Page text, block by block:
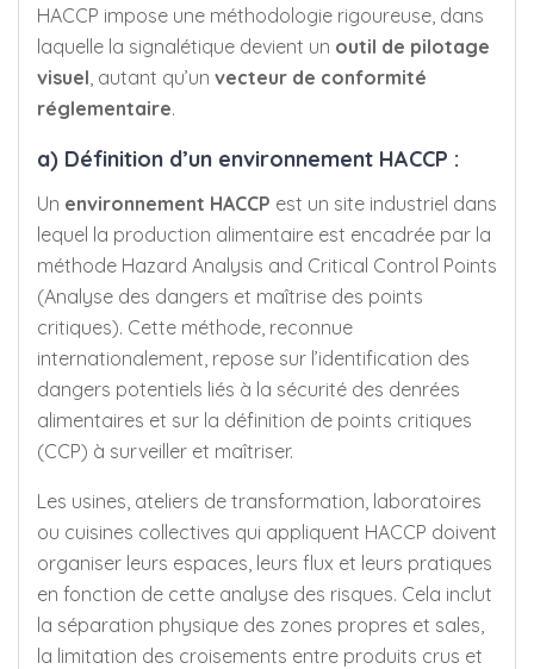
HACCP impose une méthodologie rigoureuse, dans
laquelle la signalétique devient un outil de pilotage
visuel , autant qu’un vecteur de conformité
réglementaire.
a) Définition d’un environnement HACCP :
Un environnement HACCP est un site industriel dans
lequel la production alimentaire est encadrée par la
méthode Hazard Analysis and Critical Control Points
(Analyse des dangers et maîtrise des points
critiques). Cette méthode, reconnue
internationalement, repose sur l’identification des
dangers potentiels liés à la sécurité des denrées
alimentaires et sur la définition de points critiques
(CCP) à surveiller et maîtriser.
Les usines, ateliers de transformation, laboratoires
ou cuisines collectives qui appliquent HACCP doivent
organiser leurs espaces, leurs flux et leurs pratiques
en fonction de cette analyse des risques. Cela inclut
la séparation physique des zones propres et sales,
la limitation des croisements entre produits crus et